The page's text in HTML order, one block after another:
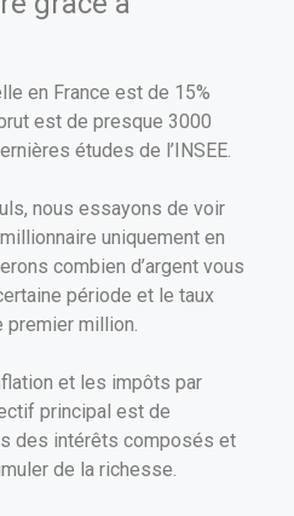
en France est de 15%
est de presque 3000
études de l’INSEE.
nous essayons de voir
uniquement en
combien d’argent vous
période et le taux
premier million.
et les impôts par
principal est de
des intérêts composés et
de la richesse.